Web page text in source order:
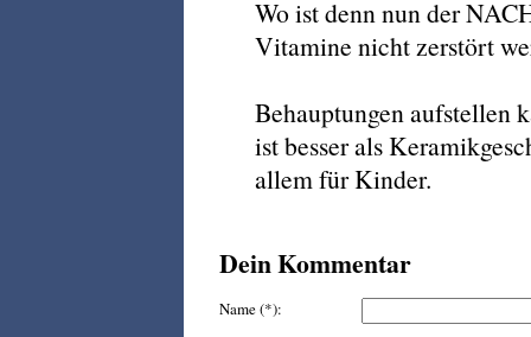
Wo ist denn nun der
Vitamine nicht zerstört
Behauptungen aufstellen
ist besser als
allem für Kinder.
Dein Kommentar
Name (*):